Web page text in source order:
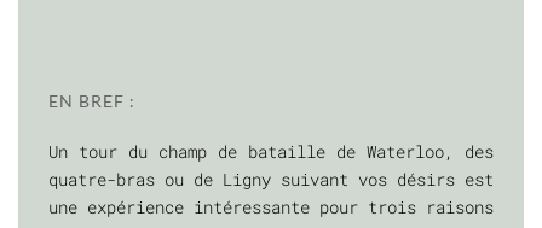
EN BREF :
Un tour du champ de bataille de Waterloo, des
quatre-bras ou de Ligny suivant vos désirs est
une expérience intéressante pour trois raisons